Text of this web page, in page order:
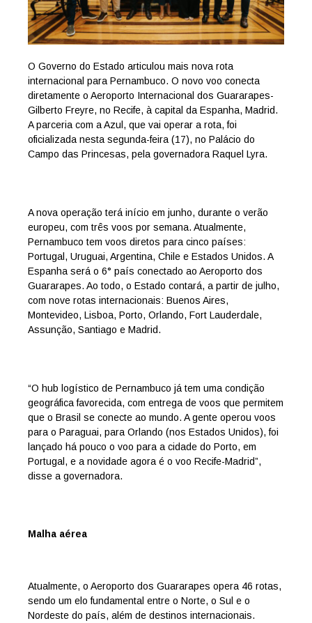
O Governo do Estado articulou mais nova rota
internacional para Pernambuco. O novo voo conecta
diretamente o Aeroporto Internacional dos Guararapes-
Gilberto Freyre, no Recife, à capital da Espanha, Madrid.
A parceria com a Azul, que vai operar a rota, foi
oficializada nesta segunda-feira (17), no Palácio do
Campo das Princesas, pela governadora Raquel Lyra.
A nova operação terá início em junho, durante o verão
europeu, com três voos por semana. Atualmente,
Pernambuco tem voos diretos para cinco países:
Portugal, Uruguai, Argentina, Chile e Estados Unidos. A
Espanha será o 6° país conectado ao Aeroporto dos
Guararapes. Ao todo, o Estado contará, a partir de julho,
com nove rotas internacionais: Buenos Aires,
Montevideo, Lisboa, Porto, Orlando, Fort Lauderdale,
Assunção, Santiago e Madrid.
“O hub logístico de Pernambuco já tem uma condição
geográfica favorecida, com entrega de voos que permitem
que o Brasil se conecte ao mundo. A gente operou voos
para o Paraguai, para Orlando (nos Estados Unidos), foi
lançado há pouco o voo para a cidade do Porto, em
Portugal, e a novidade agora é o voo Recife-Madrid”,
disse a governadora.
Malha aérea
Atualmente, o Aeroporto dos Guararapes opera 46 rotas,
sendo um elo fundamental entre o Norte, o Sul e o
Nordeste do país, além de destinos internacionais.